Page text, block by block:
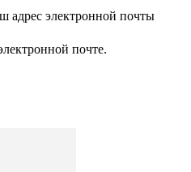
адрес электронной почты
почте.